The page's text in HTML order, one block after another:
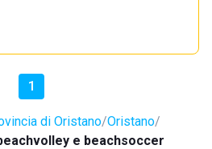
1
di Oristano Oristano
e beachsoccer